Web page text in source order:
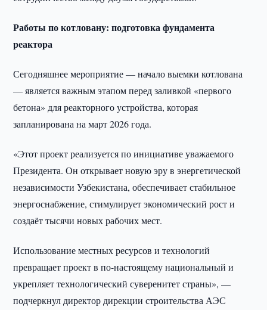
Работы по котловану: подготовка фундамента
реактора
Сегодняшнее мероприятие — начало выемки котлована
— является важным этапом перед заливкой «первого
бетона» для реакторного устройства, которая
запланирована на март 2026 года.
«Этот проект реализуется по инициативе уважаемого
Президента. Он открывает новую эру в энергетической
независимости Узбекистана, обеспечивает стабильное
энергоснабжение, стимулирует экономический рост и
создаёт тысячи новых рабочих мест.
Использование местных ресурсов и технологий
превращает проект в по-настоящему национальный и
укрепляет технологический суверенитет страны», —
подчеркнул директор дирекции строительства АЭС